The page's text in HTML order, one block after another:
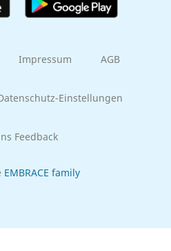
Impressum AGB
Einstellungen
Feedback
EMBRACE family